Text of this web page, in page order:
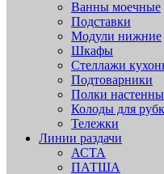
Ванны моечные
Подставки
Модули нижние
Шкафы
Стеллажи
Подтоварники
Полки
Колоды для
Тележки
Линии раздачи
АСТА
ПАТША